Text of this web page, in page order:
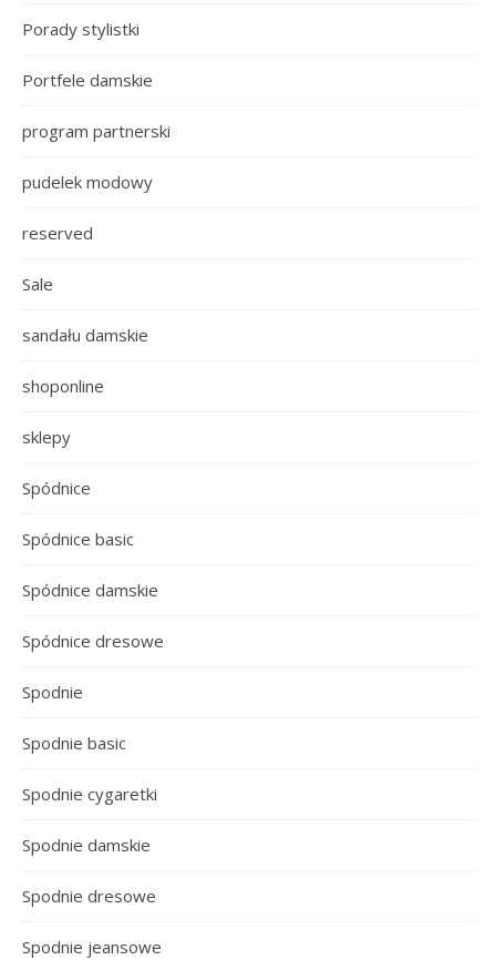
Porady stylistki
Portfele damskie
program partnerski
pudelek modowy
reserved
Sale
sandału damskie
shoponline
sklepy
Spódnice
Spódnice basic
Spódnice damskie
Spódnice dresowe
Spodnie
Spodnie basic
Spodnie cygaretki
Spodnie damskie
Spodnie dresowe
Spodnie jeansowe